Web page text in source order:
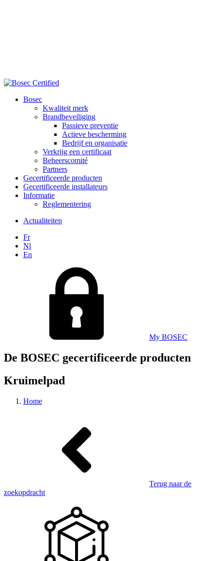
Bosec
Kwaliteit merk
Brandbeveiliging
Passieve preventie
Actieve bescherming
Bedrijf en organisatie
Verkrijg een certificaat
Beheerscomité
Partners
Gecertificeerde producten
Gecertificeerde installateurs
Informatie
Reglementering
Actualiteiten
Fr
Nl
En
My BOSEC
De BOSEC gecertificeerde producten
Kruimelpad
Home
Terug naar de
zoekopdracht